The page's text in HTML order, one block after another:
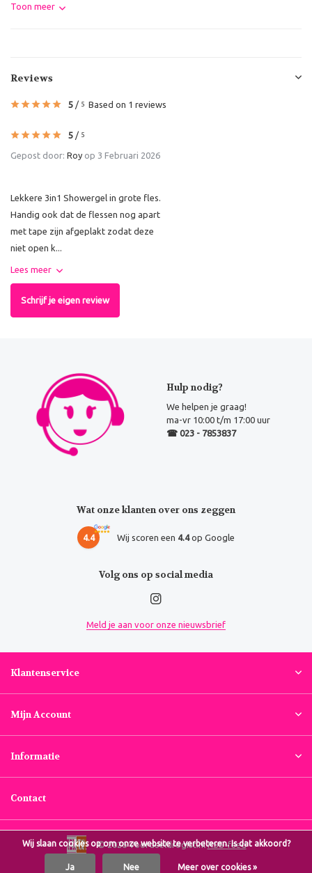
Toon meer
Reviews
5 / 5 Based on 1 reviews
5 / 5
Gepost door: Roy op 3 Februari 2026
Lekkere 3in1 Showergel in grote fles.
Handig ook dat de flessen nog apart
met tape zijn afgeplakt zodat deze
niet open k...
Lees meer
Schrijf je eigen review
Hulp nodig?
We helpen je graag!
ma-vr 10:00 t/m 17:00 uur
☎ 023 - 7853837
Wat onze klanten over ons zeggen
4.4 Wij scoren een 4.4op Google
Volg ons op social media
Meld je aan voor onze nieuwsbrief
Klantenservice
Mijn Account
Informatie
Contact
© 2026 Voordeeldrogist.nlRSS-feed
Wij slaan cookies op om onze website te verbeteren. Is dat akkoord?
Ja Nee Meer over cookies »